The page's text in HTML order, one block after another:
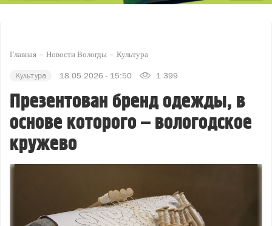
Главная Новости Вологды Культура
Культура 18.05.2026 - 15:50 1 399
Презентован бренд одежды, в
основе которого – вологодское
кружево